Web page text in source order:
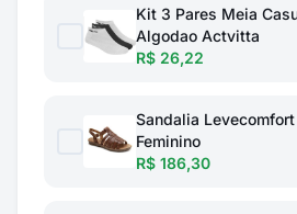
Kit 3 Pares Meia
Algodao Actvitta
R$ 26,22
Sandalia
Feminino
R$ 186,30